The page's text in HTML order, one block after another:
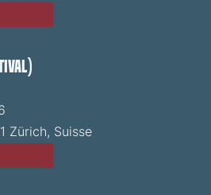
Zürich, Suisse